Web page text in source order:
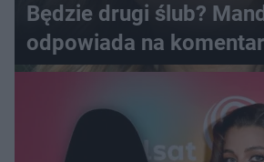
Będzie drugi ślub?
odpowiada na